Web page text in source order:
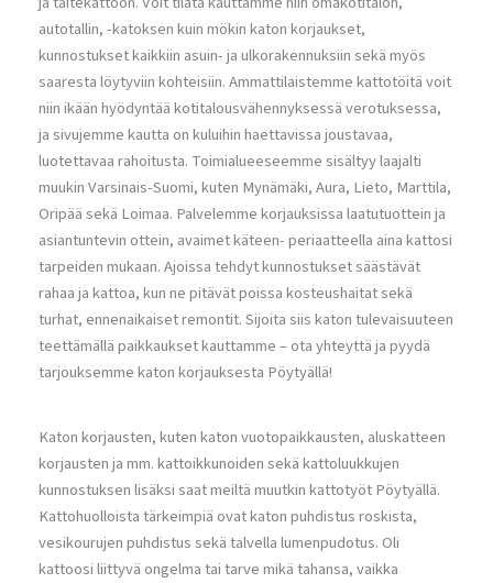
autotallin, -katoksen kuin mökin katon korjaukset,
kunnostukset kaikkiin asuin- ja ulkorakennuksiin sekä myös
saaresta löytyviin kohteisiin. Ammattilaistemme kattotöitä voit
niin ikään hyödyntää kotitalousvähennyksessä verotuksessa,
ja sivujemme kautta on kuluihin haettavissa joustavaa,
luotettavaa rahoitusta. Toimialueeseemme sisältyy laajalti
muukin Varsinais-Suomi, kuten Mynämäki, Aura, Lieto, Marttila,
Oripää sekä Loimaa. Palvelemme korjauksissa laatutuottein ja
asiantuntevin ottein, avaimet käteen- periaatteella aina kattosi
tarpeiden mukaan. Ajoissa tehdyt kunnostukset säästävät
rahaa ja kattoa, kun ne pitävät poissa kosteushaitat sekä
turhat, ennenaikaiset remontit. Sijoita siis katon tulevaisuuteen
teettämällä paikkaukset kauttamme – ota yhteyttä ja pyydä
tarjouksemme katon korjauksesta Pöytyällä!
Katon korjausten, kuten katon vuotopaikkausten, aluskatteen
korjausten ja mm. kattoikkunoiden sekä kattoluukkujen
kunnostuksen lisäksi saat meiltä muutkin kattotyöt Pöytyällä.
Kattohuolloista tärkeimpiä ovat katon puhdistus roskista,
vesikourujen puhdistus sekä talvella lumenpudotus. Oli
kattoosi liittyvä ongelma tai tarve mikä tahansa, vaikka